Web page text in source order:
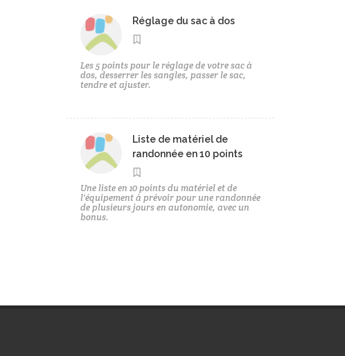
Réglage du sac à dos
Les 5 points pour le réglage de votre sac à
dos, desserrer les sangles, passer le sac,
tendre et ajuster.
Liste de matériel de
randonnée en 10 points
Une liste en 10 points du matériel et de
l'équipement à prévoir pour une randonnée
de plusieurs jours en autonomie, avec un
bonus.